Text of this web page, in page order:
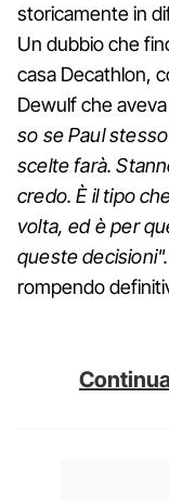
storicamente in
Un dubbio che
casa Decathlon,
Dewulf che
so se Paul
scelte farà.
credo. È il tipo
volta, ed è per
queste decisioni".
rompendo